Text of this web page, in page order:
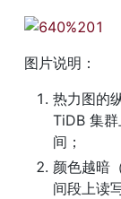
图片说明：
热力图的
TiDB 集
间；
颜色越暗
间段上读